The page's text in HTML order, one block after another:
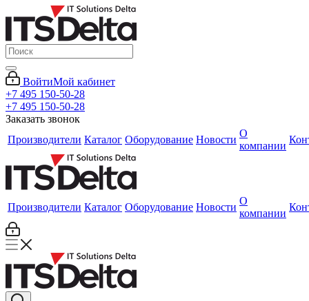
ВойтиМой кабинет
+7 495 150-50-28
+7 495 150-50-28
Заказать звонок
Производители Каталог Оборудование Новости
О
компании
Производители Каталог Оборудование Новости
О
компании